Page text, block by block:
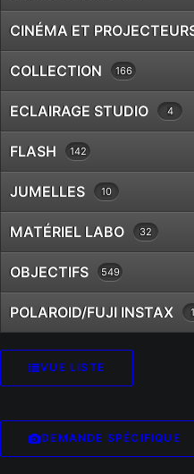
CINÉMA ET
COLLECTION 166
ECLAIRAGE STUDIO 4
FLASH 142
JUMELLES 10
MATÉRIEL LABO 32
OBJECTIFS 549
POLAROID/FUJI INSTAX
VUE LISTE
DEMANDE SPÉCIFIQUE